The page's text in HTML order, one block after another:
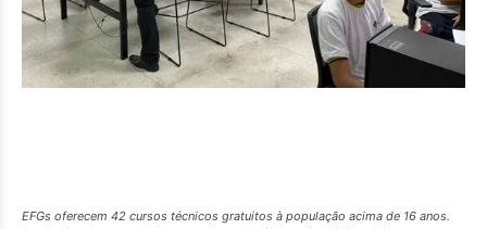
EFGs oferecem 42 cursos técnicos gratuitos à população acima de 16 anos.